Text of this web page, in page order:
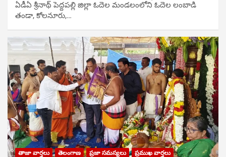
ఏడీఏ శ్రీనాథ్ పెద్దపల్లి జిల్లా ఓదెల మండలంలోని ఓదెల లంబాడి
తండా, కోలనూరు,…
తాజా వార్తలు తెలంగాణ ప్రజా సమస్యలు ప్రముఖ వార్తలు